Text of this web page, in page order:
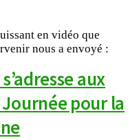
en vidéo que
nous a envoyé :
aux
pour la